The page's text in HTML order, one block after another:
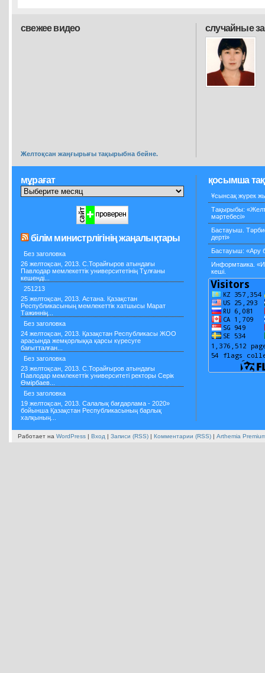
случайные
свежее видео
Желтоқсан жаңғырығы тақырыбна бейне.
мұрағат
білім министрлігінің жаңалықтары
Без заголовка
26 желтоқсан, 2013. С.Торайғыров атындағы
Павлодар мемлекеттік университетінің Тұлғаны
кешенді...
251213
25 желтоқсан, 2013. Астана. Қазақстан
Республикасының мемлекеттік хатшысы Марат
Тәжиннің...
Без заголовка
24 желтоқсан, 2013. Қазақстан Республикасы ЖОО
арасында жемқорлыққа қарсы күресуге
бағытталған...
Без заголовка
23 желтоқсан, 2013. С.Торайғыров атындағы
Павлодар мемлекеттік университеті ректоры Серік
Өмірбаев...
Без заголовка
19 желтоқсан, 2013. Салалық бағдарлама - 2020»
бойынша Қазақстан Республикасының барлық
халқының...
қосымша
Ұсынсақ жүрек
Тақырыбы:
мәртебесі»
Бастауыш.
дерті»
Бастауыш: «Ару
Информтаика.
кеші.
Работает на WordPress | Вход | Записи (RSS) | Комментарии (RSS) | Arthemia